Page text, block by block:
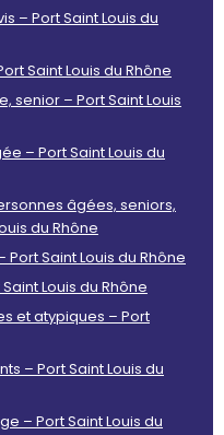
– Port Saint Louis du
Saint Louis du Rhône
senior – Port Saint Louis
– Port Saint Louis du
âgées, seniors,
du Rhône
Saint Louis du Rhône
Louis du Rhône
et atypiques – Port
– Port Saint Louis du
– Port Saint Louis du